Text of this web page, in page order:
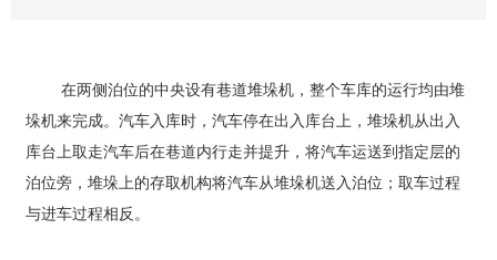
在两侧泊位的中央设有巷道堆垛机，整个车库的运行均由堆
垛机来完成。汽车入库时，汽车停在出入库台上，堆垛机从出入
库台上取走汽车后在巷道内行走并提升，将汽车运送到指定层的
泊位旁，堆垛上的存取机构将汽车从堆垛机送入泊位；取车过程
与进车过程相反。